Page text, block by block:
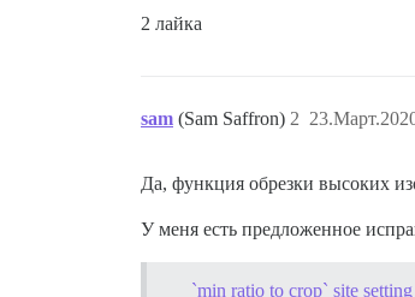
2 лайка
sam (Sam Saffron) 2
Да, функция обрезки высоких
У меня есть предложенное
`min ratio to crop` site